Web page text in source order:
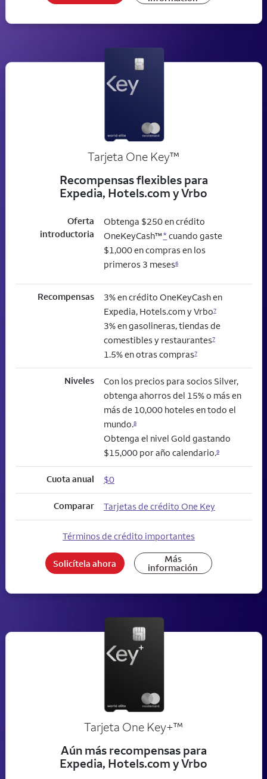
Tarjeta One Keytrademark
™
Recompensas flexibles para
Expedia, Hotels.com y Vrbo
Oferta
introductoria
Obtenga $250 en crédito
OneKeyCash™* cuando gaste
$1,000 en compras en los
primeros 3 meses6
Recompensas
3% en crédito OneKeyCash en
Expedia, Hotels.com y Vrbo7
3% en gasolineras, tiendas de
comestibles y restaurantes7
1.5% en otras compras7
Niveles
Con los precios para socios Silver,
obtenga ahorros del 15% o más en
más de 10,000 hoteles en todo el
mundo.8
Obtenga el nivel Gold gastando
$15,000 por año calendario.9
Cuota anual $0
Comparar Tarjetas de crédito One Key
Términos de crédito importantes
Solicítela ahora Más
información
Tarjeta One Key+trademark
™
Aún más recompensas para
Expedia, Hotels.com y Vrbo